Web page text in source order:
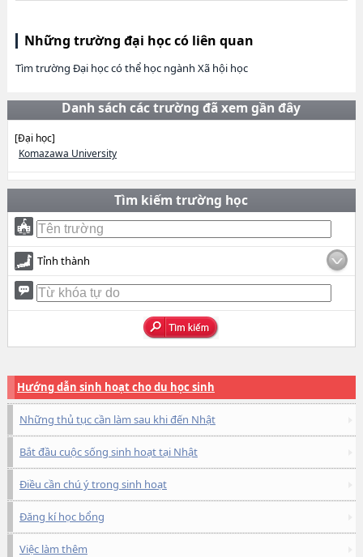
Những trường đại học có liên quan
Tìm trường Đại học có thể học ngành Xã hội học
Danh sách các trường đã xem gần đây
[Đại học]
Komazawa University
Tìm kiếm trường học
Tỉnh thành
Hướng dẫn sinh hoạt cho du học sinh
Những thủ tục cần làm sau khi đến Nhật
Bắt đầu cuộc sống sinh hoạt tại Nhật
Điều cần chú ý trong sinh hoạt
Đăng kí học bổng
Việc làm thêm